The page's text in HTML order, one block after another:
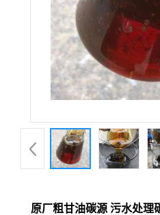
原厂粗甘油碳源 污水处理